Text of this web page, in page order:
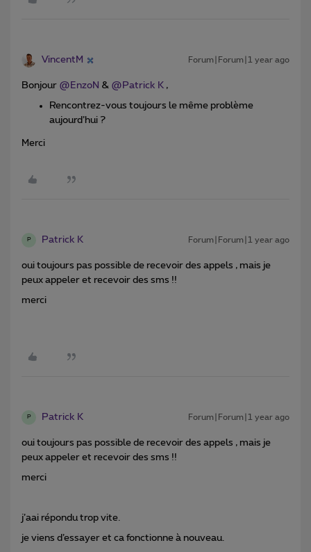
VincentM Forum|Forum|1 year ago
Bonjour ​ @EnzoN & ​ @Patrick K ,
Rencontrez-vous toujours le même problème
aujourd’hui ?
Merci
P Patrick K Forum|Forum|1 year ago
oui toujours pas possible de recevoir des appels , mais je
peux appeler et recevoir des sms !!
merci
P Patrick K Forum|Forum|1 year ago
oui toujours pas possible de recevoir des appels , mais je
peux appeler et recevoir des sms !!
merci
j’aai répondu trop vite.
je viens d’essayer et ca fonctionne à nouveau.